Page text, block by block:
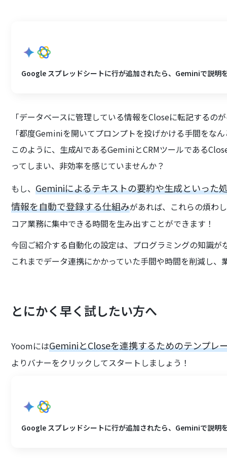
Google スプレッドシートに行が追加されたら、Geminiで説明
「データベースに管理している情報をCloseに転記する
「都度Geminiを開いてプロンプトを投げかける手間をな
このように、生成AIであるGeminiとCRMツールである
ってしまい、非効率を感じていませんか？
もし、Geminiによるテキストの要約や生成といった
情報を自動で登録する仕組みがあれば、これらの煩わ
コア業務に集中できる時間を生み出すことができます！
今回ご紹介する自動化の設定は、プログラミングの知識が
これまでデータ連携にかかっていた手間や時間を削減し
とにかく早く試したい方へ
YoomにはGeminiとCloseを連携するためのテンプレ
よりバナーをクリックしてスタートしましょう！
Google スプレッドシートに行が追加されたら、Geminiで説明